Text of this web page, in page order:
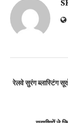
रेलवे सुरंग ब्लास्टिंग